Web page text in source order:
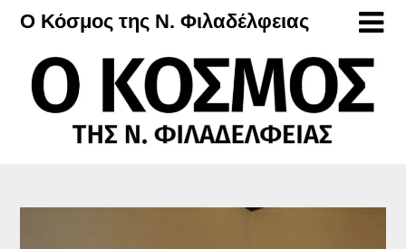
Μετάβαση
περιεχόμενο
Ο Κόσμος της Ν. Φιλαδέλφειας